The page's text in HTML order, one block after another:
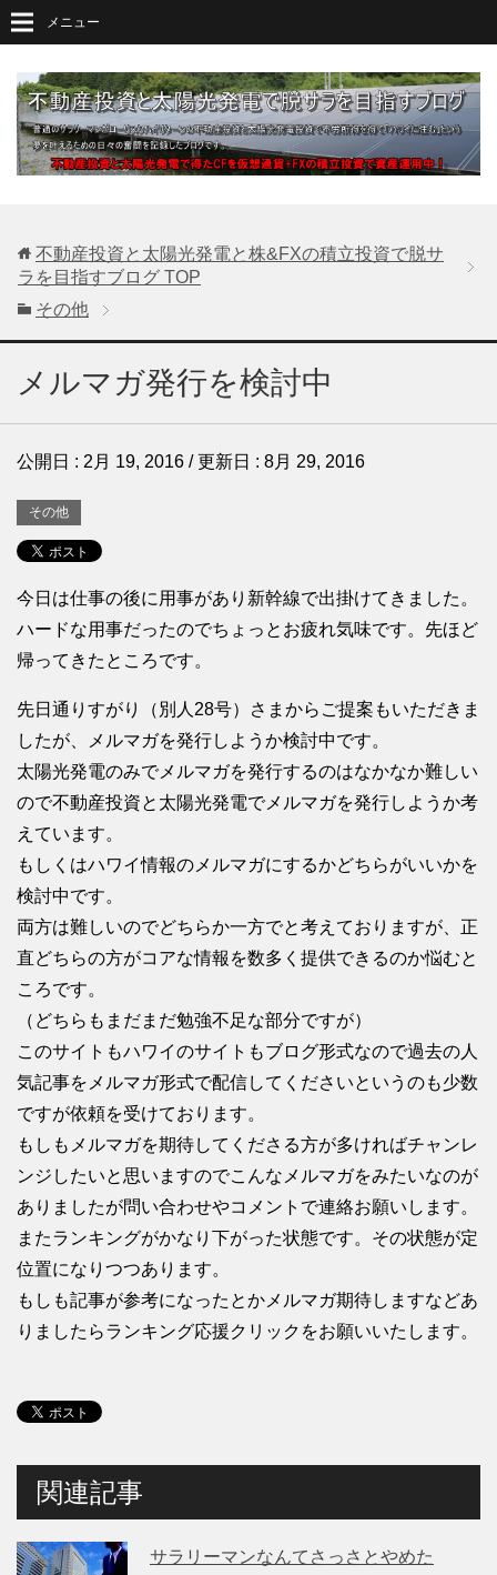
メニュー
不動産投資と太陽光発電と株&FXの積立投資で脱サ
ラを目指すブログ TOP
その他
メルマガ発行を検討中
公開日 : 2月 19, 2016 / 更新日 : 8月 29, 2016
その他
今日は仕事の後に用事があり新幹線で出掛けてきました。
ハードな用事だったのでちょっとお疲れ気味です。先ほど
帰ってきたところです。
先日通りすがり（別人28号）さまからご提案もいただきま
したが、メルマガを発行しようか検討中です。
太陽光発電のみでメルマガを発行するのはなかなか難しい
ので不動産投資と太陽光発電でメルマガを発行しようか考
えています。
もしくはハワイ情報のメルマガにするかどちらがいいかを
検討中です。
両方は難しいのでどちらか一方でと考えておりますが、正
直どちらの方がコアな情報を数多く提供できるのか悩むと
ころです。
（どちらもまだまだ勉強不足な部分ですが）
このサイトもハワイのサイトもブログ形式なので過去の人
気記事をメルマガ形式で配信してくださいというのも少数
ですが依頼を受けております。
もしもメルマガを期待してくださる方が多ければチャンレ
ンジしたいと思いますのでこんなメルマガをみたいなのが
ありましたが問い合わせやコメントで連絡お願いします。
またランキングがかなり下がった状態です。その状態が定
位置になりつつあります。
もしも記事が参考になったとかメルマガ期待しますなどあ
りましたらランキング応援クリックをお願いいたします。
関連記事
サラリーマンなんてさっさとやめた